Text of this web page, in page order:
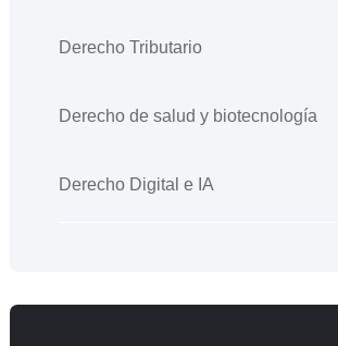
Derecho Tributario
Derecho de salud y biotecnología
Derecho Digital e IA